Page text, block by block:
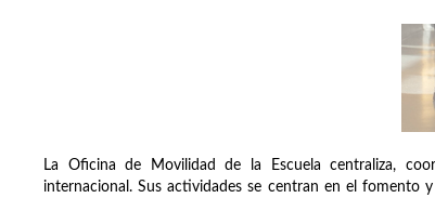
La Oficina de Movilidad de la Escuela centraliza,
internacional. Sus actividades se centran en el fomento